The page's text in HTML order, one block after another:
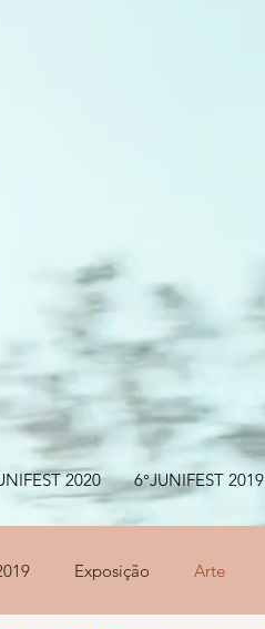
2020 6°JUNIFEST 2019
Exposição Arte